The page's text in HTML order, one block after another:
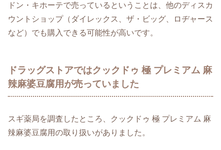
ドン・キホーテで売っているということは、他のディスカ
ウントショップ（ダイレックス、ザ・ビッグ、ロヂャース
など）でも購入できる可能性が高いです。
ドラッグストアではクックドゥ 極 プレミアム 麻
辣麻婆豆腐用が売っていました
スギ薬局を調査したところ、クックドゥ 極 プレミアム 麻
辣麻婆豆腐用の取り扱いがありました。